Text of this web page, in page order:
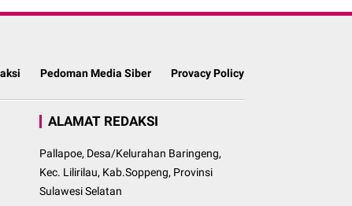
Pedoman Media Siber Provacy Policy
ALAMAT REDAKSI
Pallapoe, Desa/Kelurahan Baringeng,
Kec. Lilirilau, Kab.Soppeng, Provinsi
Sulawesi Selatan